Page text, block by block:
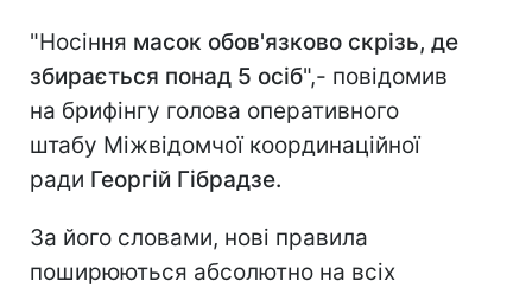
"Носіння масок обов'язково скрізь, де
збирається понад 5 осіб",- повідомив
на брифінгу голова оперативного
штабу Міжвідомчої координаційної
ради Георгій Гібрадзе.
За його словами, нові правила
поширюються абсолютно на всіх